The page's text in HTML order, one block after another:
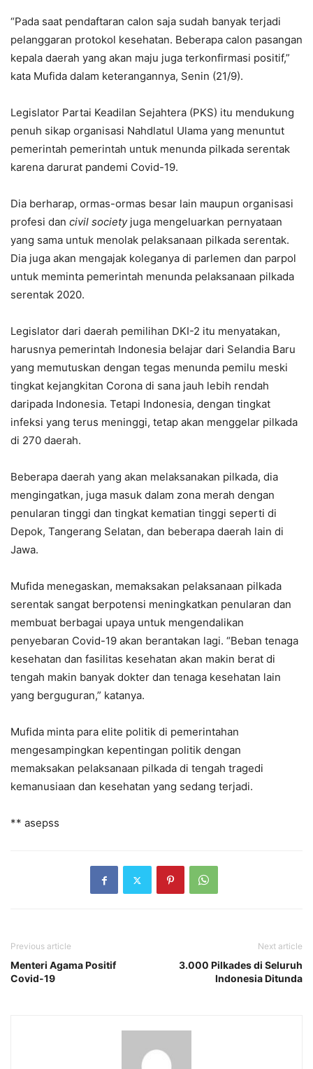
“Pada saat pendaftaran calon saja sudah banyak terjadi
pelanggaran protokol kesehatan. Beberapa calon pasangan
kepala daerah yang akan maju juga terkonfirmasi positif,”
kata Mufida dalam keterangannya, Senin (21/9).
Legislator Partai Keadilan Sejahtera (PKS) itu mendukung
penuh sikap organisasi Nahdlatul Ulama yang menuntut
pemerintah pemerintah untuk menunda pilkada serentak
karena darurat pandemi Covid-19.
Dia berharap, ormas-ormas besar lain maupun organisasi
profesi dan civil societyjuga mengeluarkan pernyataan
yang sama untuk menolak pelaksanaan pilkada serentak.
Dia juga akan mengajak koleganya di parlemen dan parpol
untuk meminta pemerintah menunda pelaksanaan pilkada
serentak 2020.
Legislator dari daerah pemilihan DKI-2 itu menyatakan,
harusnya pemerintah Indonesia belajar dari Selandia Baru
yang memutuskan dengan tegas menunda pemilu meski
tingkat kejangkitan Corona di sana jauh lebih rendah
daripada Indonesia. Tetapi Indonesia, dengan tingkat
infeksi yang terus meninggi, tetap akan menggelar pilkada
di 270 daerah.
Beberapa daerah yang akan melaksanakan pilkada, dia
mengingatkan, juga masuk dalam zona merah dengan
penularan tinggi dan tingkat kematian tinggi seperti di
Depok, Tangerang Selatan, dan beberapa daerah lain di
Jawa.
Mufida menegaskan, memaksakan pelaksanaan pilkada
serentak sangat berpotensi meningkatkan penularan dan
membuat berbagai upaya untuk mengendalikan
penyebaran Covid-19 akan berantakan lagi. “Beban tenaga
kesehatan dan fasilitas kesehatan akan makin berat di
tengah makin banyak dokter dan tenaga kesehatan lain
yang berguguran,” katanya.
Mufida minta para elite politik di pemerintahan
mengesampingkan kepentingan politik dengan
memaksakan pelaksanaan pilkada di tengah tragedi
kemanusiaan dan kesehatan yang sedang terjadi.
** asepss
Previous article
Menteri Agama Positif
Covid-19
Next article
3.000 Pilkades di Seluruh
Indonesia Ditunda